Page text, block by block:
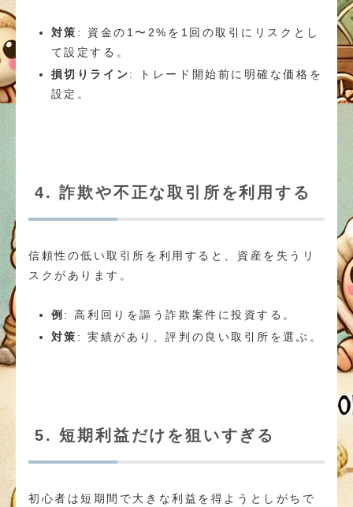
対策 : 資金の1〜2%を1回の取引にリスクとし
て設定する。
損切りライン: トレード開始前に明確な価格を
設定。
4. 詐欺や不正な取引所を利用する
信頼性の低い取引所を利用すると、資産を失うリ
スクがあります。
例 : 高利回りを謳う詐欺案件に投資する。
対策 : 実績があり、評判の良い取引所を選ぶ。
5. 短期利益だけを狙いすぎる
初心者は短期間で大きな利益を得ようとしがちで